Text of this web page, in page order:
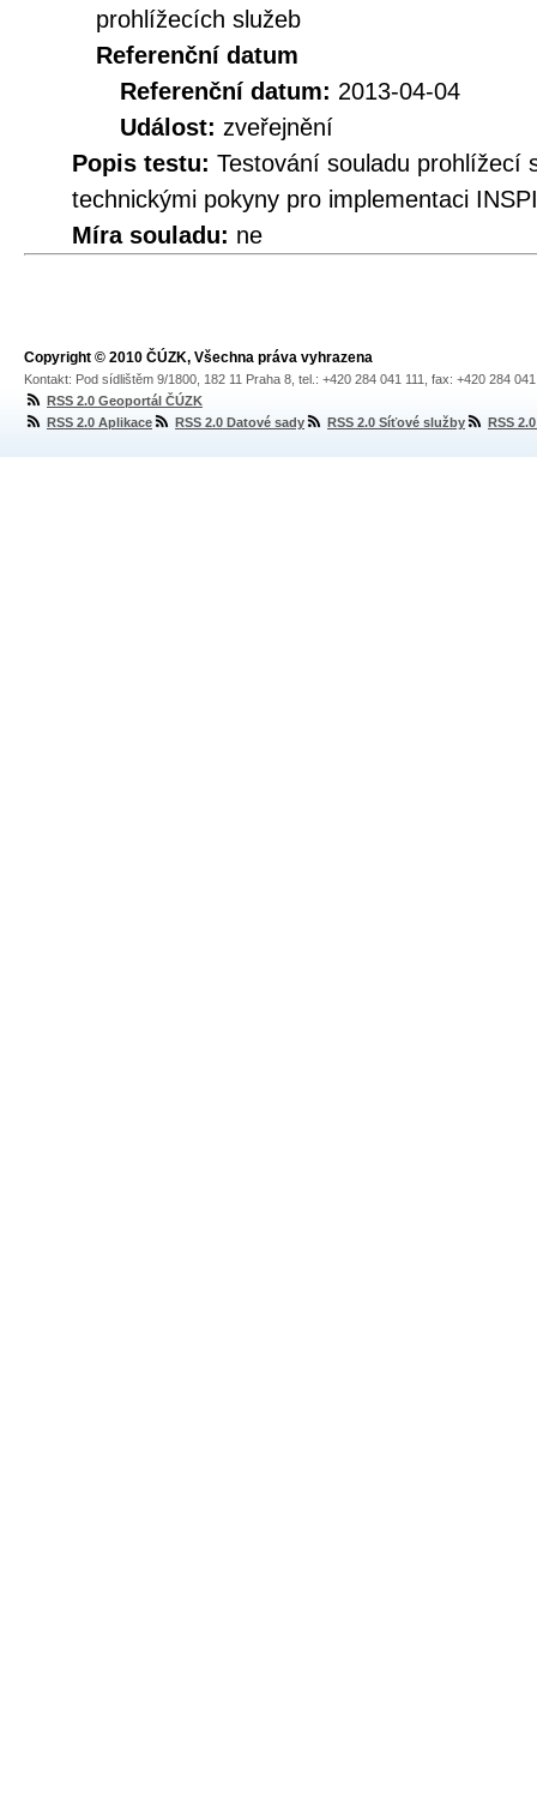
prohlížecích služeb
Referenční datum
Referenční datum: 2013-04-04
Událost: zveřejnění
Popis testu: Testování souladu prohlížecí
technickými pokyny pro implementaci
Míra souladu: ne
Copyright © 2010 ČÚZK, Všechna práva vyhrazena
Kontakt: Pod sídlištěm 9/1800, 182 11 Praha 8, tel.: +420 284 041 111, fax: +420 284
RSS 2.0 Geoportál ČÚZK
RSS 2.0 Aplikace
RSS 2.0 Datové sady RSS 2.0 Síťové služby RSS